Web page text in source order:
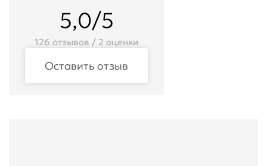
5,0/5
126 отзывов / 2 оценки
Оставить отзыв